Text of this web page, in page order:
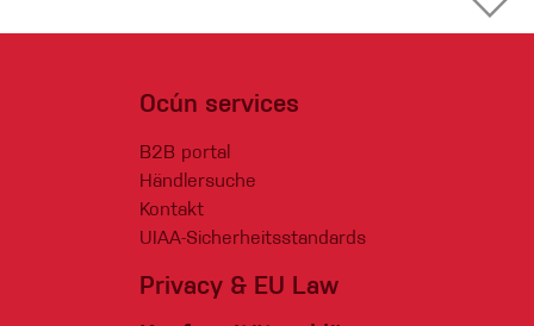
Ocún services
B2B portal
Händlersuche
Kontakt
UIAA-Sicherheitsstandards
Privacy & EU Law